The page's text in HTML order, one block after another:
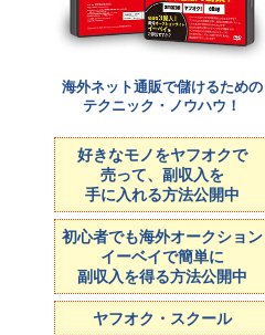
海外ネット通販で儲けるための
テクニック・ノウハウ！
好きなモノをヤフオクで
売って、副収入を
手に入れる方法公開中
初心者でも海外オークション
イーベイで簡単に
副収入を得る方法公開中
ヤフオク・スクール